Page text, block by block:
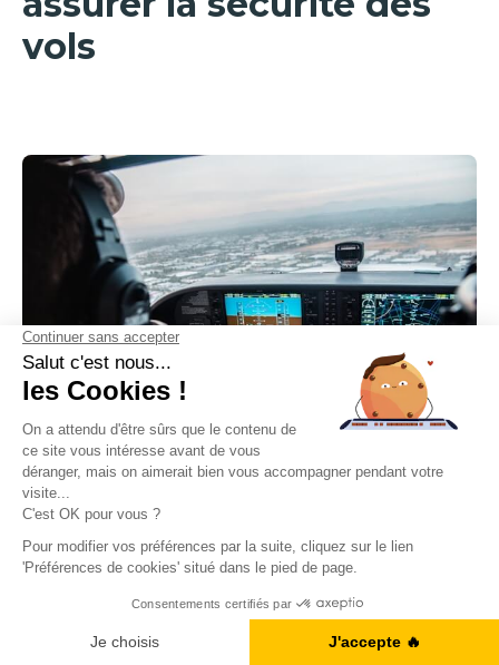
vols
L’anglais est encore lalangue officielle de l’aviation
Internationale) impose notamment unniveau d’anglais
minimumà tous les pilotes et contrôleurs, quel que soit
Obtenez votre Ebook gratuit
Je télécharge l'ebook